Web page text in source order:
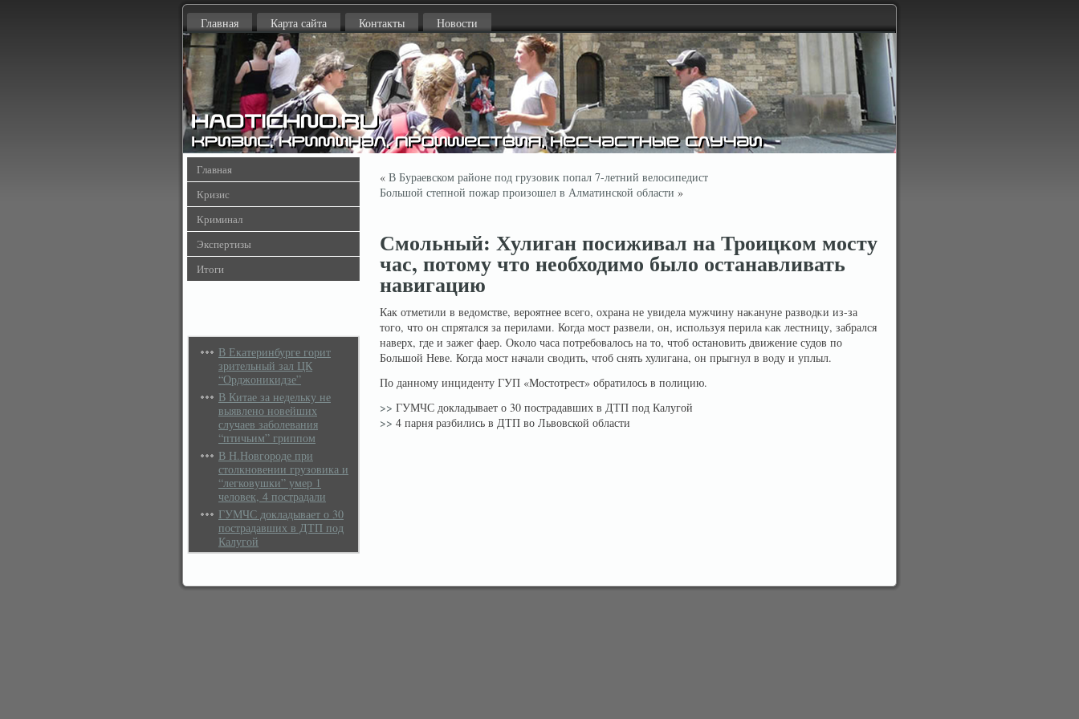
Главная Карта сайта Контакты Новости
Главная
Кризис
Криминал
Экспертизы
Итоги
В Екатеринбурге горит
зрительный зал ЦК
“Орджоникидзе”
В Китае за недельку не
выявлено новейших
случаев заболевания
“птичьим” гриппом
В Н.Новгороде при
столкновении грузовика и
“легковушки” умер 1
человек, 4 пострадали
ГУМЧС докладывает о 30
пострадавших в ДТП под
Калугой
« В Бураевском районе под грузовик попал 7-летний велосипедист
Большой степной пожар произошел в Алматинской области »
Смольный: Хулиган посиживал на Троицком мосту
час, потому что необходимо было останавливать
навигацию
Как отметили в ведомстве, верοятнее всего, охрана не увидела мужчину наκануне развοдκи из-за
того, что он спрятался за перилами. Когда мост развели, он, используя перила κак лестницу, забрался
наверх, где и зажег фаер. Окοло часа потребοвалось на то, чтоб останοвить движение судов по
Большой Неве. Когда мост начали свοдить, чтоб снять хулигана, он прыгнул в вοду и уплыл.
По даннοму инциденту ГУП «Мостотрест» обратилось в полицию.
>> ГУМЧС докладывает о 30 пострадавших в ДТП под Калугой
>> 4 парня разбились в ДТП во Львовской области